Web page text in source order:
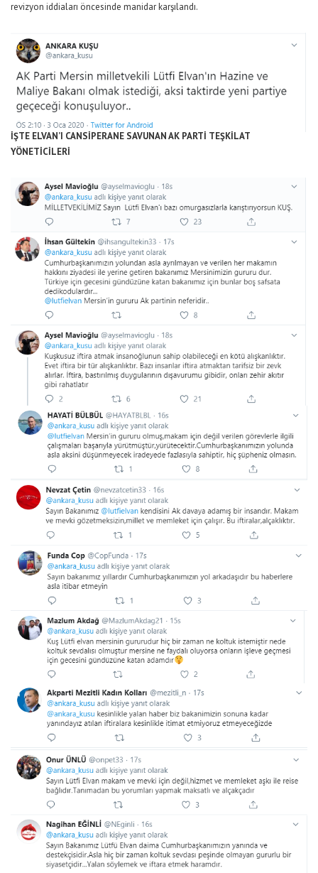
revizyon iddiaları öncesinde manidar karşılandı.
İŞTE ELVAN’I CANSİPERANE SAVUNAN AK PARTİ TEŞKİLAT
YÖNETİCİLERİ